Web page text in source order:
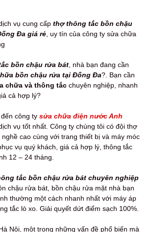
vụ cung cấp thợ thông tắc bồn chậu
Đa giá rẻ , uy tín của công ty sửa chữa
bồn chậu rửa bát , nhà bạn đang cần
bồn chậu rửa tại Đống Đa?. Bạn cần
chữa và thông tắc chuyên nghiệp, nhanh
cả hợp lý?
công ty sửa chữa điện nước Anh
vụ tốt nhất. Công ty chúng tôi có đội thợ
cao cùng với trang thiết bị và máy móc
vụ quý khách, giá cả hợp lý, thông tắc
12 – 24 tháng.
tắc bồn chậu rửa bát chuyên nghiệp
chậu rửa bát, bồn chậu rửa mặt nhà bạn
thường một cách nhanh nhất với máy áp
tắc lò xo. Giải quyết dứt điểm sạch 100%.
Nội, một trong những vấn đề phổ biến mà